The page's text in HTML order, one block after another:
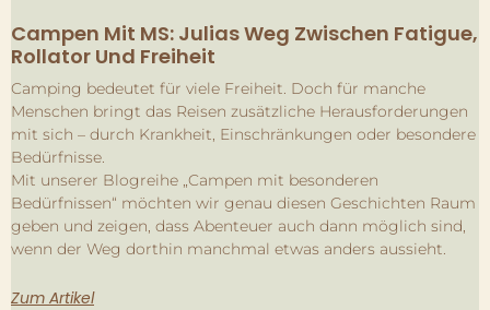
Campen Mit MS: Julias Weg Zwischen Fatigue,
Rollator Und Freiheit
Camping bedeutet für viele Freiheit. Doch für manche
Menschen bringt das Reisen zusätzliche Herausforderungen
mit sich – durch Krankheit, Einschränkungen oder besondere
Bedürfnisse.
Mit unserer Blogreihe „Campen mit besonderen
Bedürfnissen“ möchten wir genau diesen Geschichten Raum
geben und zeigen, dass Abenteuer auch dann möglich sind,
wenn der Weg dorthin manchmal etwas anders aussieht.
Zum Artikel